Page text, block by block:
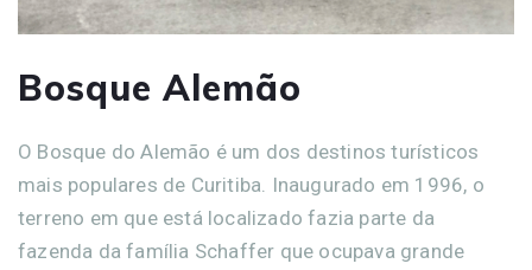
Bosque Alemão
O Bosque do Alemão é um dos destinos turísticos
mais populares de Curitiba. Inaugurado em 1996, o
terreno em que está localizado fazia parte da
fazenda da família Schaffer que ocupava grande